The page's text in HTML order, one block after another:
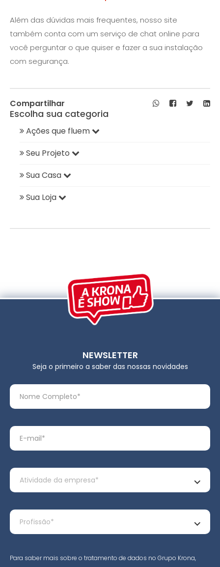
Além das dúvidas mais frequentes, nosso site
também conta com um serviço de chat online para
você perguntar o que quiser e fazer a sua instalação
com segurança.
Compartilhar
Escolha sua categoria
Ações que fluem
Seu Projeto
Sua Casa
Sua Loja
NEWSLETTER
Seja o primeiro a saber das nossas novidades
Para saber mais sobre o tratamento de dados no Grupo Krona,